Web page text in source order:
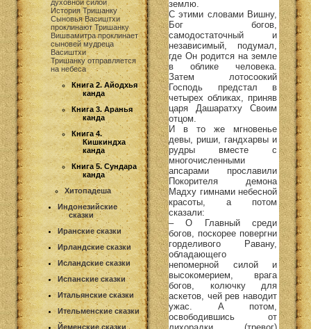
духовной силой
История Тришанку
Сыновья Васиштхи
проклинают Тришанку
Вишвамитра проклинает
сыновей мудреца
Васиштхи
Тришанку отправляется
на небеса
Книга 2. Айодхья
канда
Книга 3. Аранья
канда
Книга 4.
Кишкиндха
канда
Книга 5. Сундара
канда
Хитопадеша
Индонезийские
сказки
Иранские сказки
Ирландские сказки
Исландские сказки
Испанские сказки
Итальянские сказки
Ительменские сказки
Йеменские сказки
землю.
С этими словами Вишну,
Бог богов,
самодостаточный и
независимый, подумал,
где Он родится на земле
в облике человека.
Затем лотосоокий
Господь предстал в
четырех обликах, приняв
царя Дашаратху Своим
отцом.
И в то же мгновенье
девы, риши, гандхарвы и
рудры вместе с
многочисленными
апсарами прославили
Покорителя демона
Мадху гимнами небесной
красоты, а потом
сказали:
– О Главный среди
богов, поскорее повергни
горделивого Равану,
обладающего
непомерной силой и
высокомерием, врага
богов, колючку для
аскетов, чей рев наводит
ужас. А потом,
освободившись от